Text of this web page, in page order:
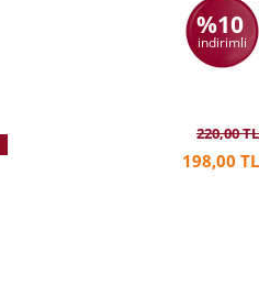
%10
indirimli
220,00 TL
198,00 TL